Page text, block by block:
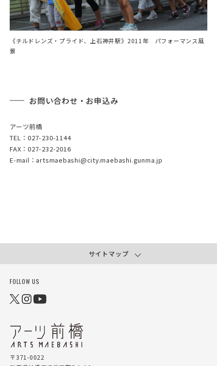
《チルドレンズ・プライド、上石神井駅》2011年 パフォーマンス風
景
お問い合わせ・お申込み
アーツ前橋
TEL：027-230-1144
FAX：027-232-2016
E-mail：artsmaebashi@city.maebashi.gunma.jp
サイトマップ
FOLLOW US
〒371-0022